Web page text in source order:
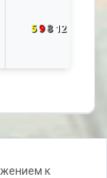
598 12
к